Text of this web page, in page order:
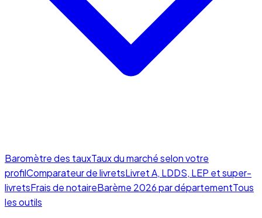
Baromètre des tauxTaux du marché selon votre
profilComparateur de livretsLivret A, LDDS, LEP et super-
livretsFrais de notaireBarème 2026 par départementTous
les outils